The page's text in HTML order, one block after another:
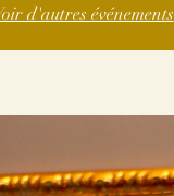
d'autres événements